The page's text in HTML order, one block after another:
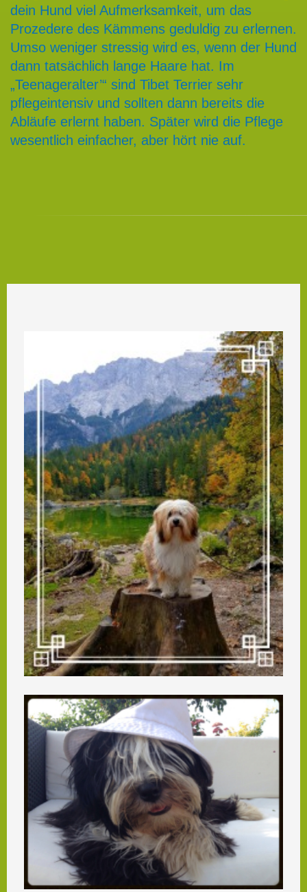
dein Hund viel Aufmerksamkeit, um das
Prozedere des Kämmens geduldig zu erlernen.
Umso weniger stressig wird es, wenn der Hund
dann tatsächlich lange Haare hat. Im
„Teenageralter’“ sind Tibet Terrier sehr
pflegeintensiv und sollten dann bereits die
Abläufe erlernt haben. Später wird die Pflege
wesentlich einfacher, aber hört nie auf.